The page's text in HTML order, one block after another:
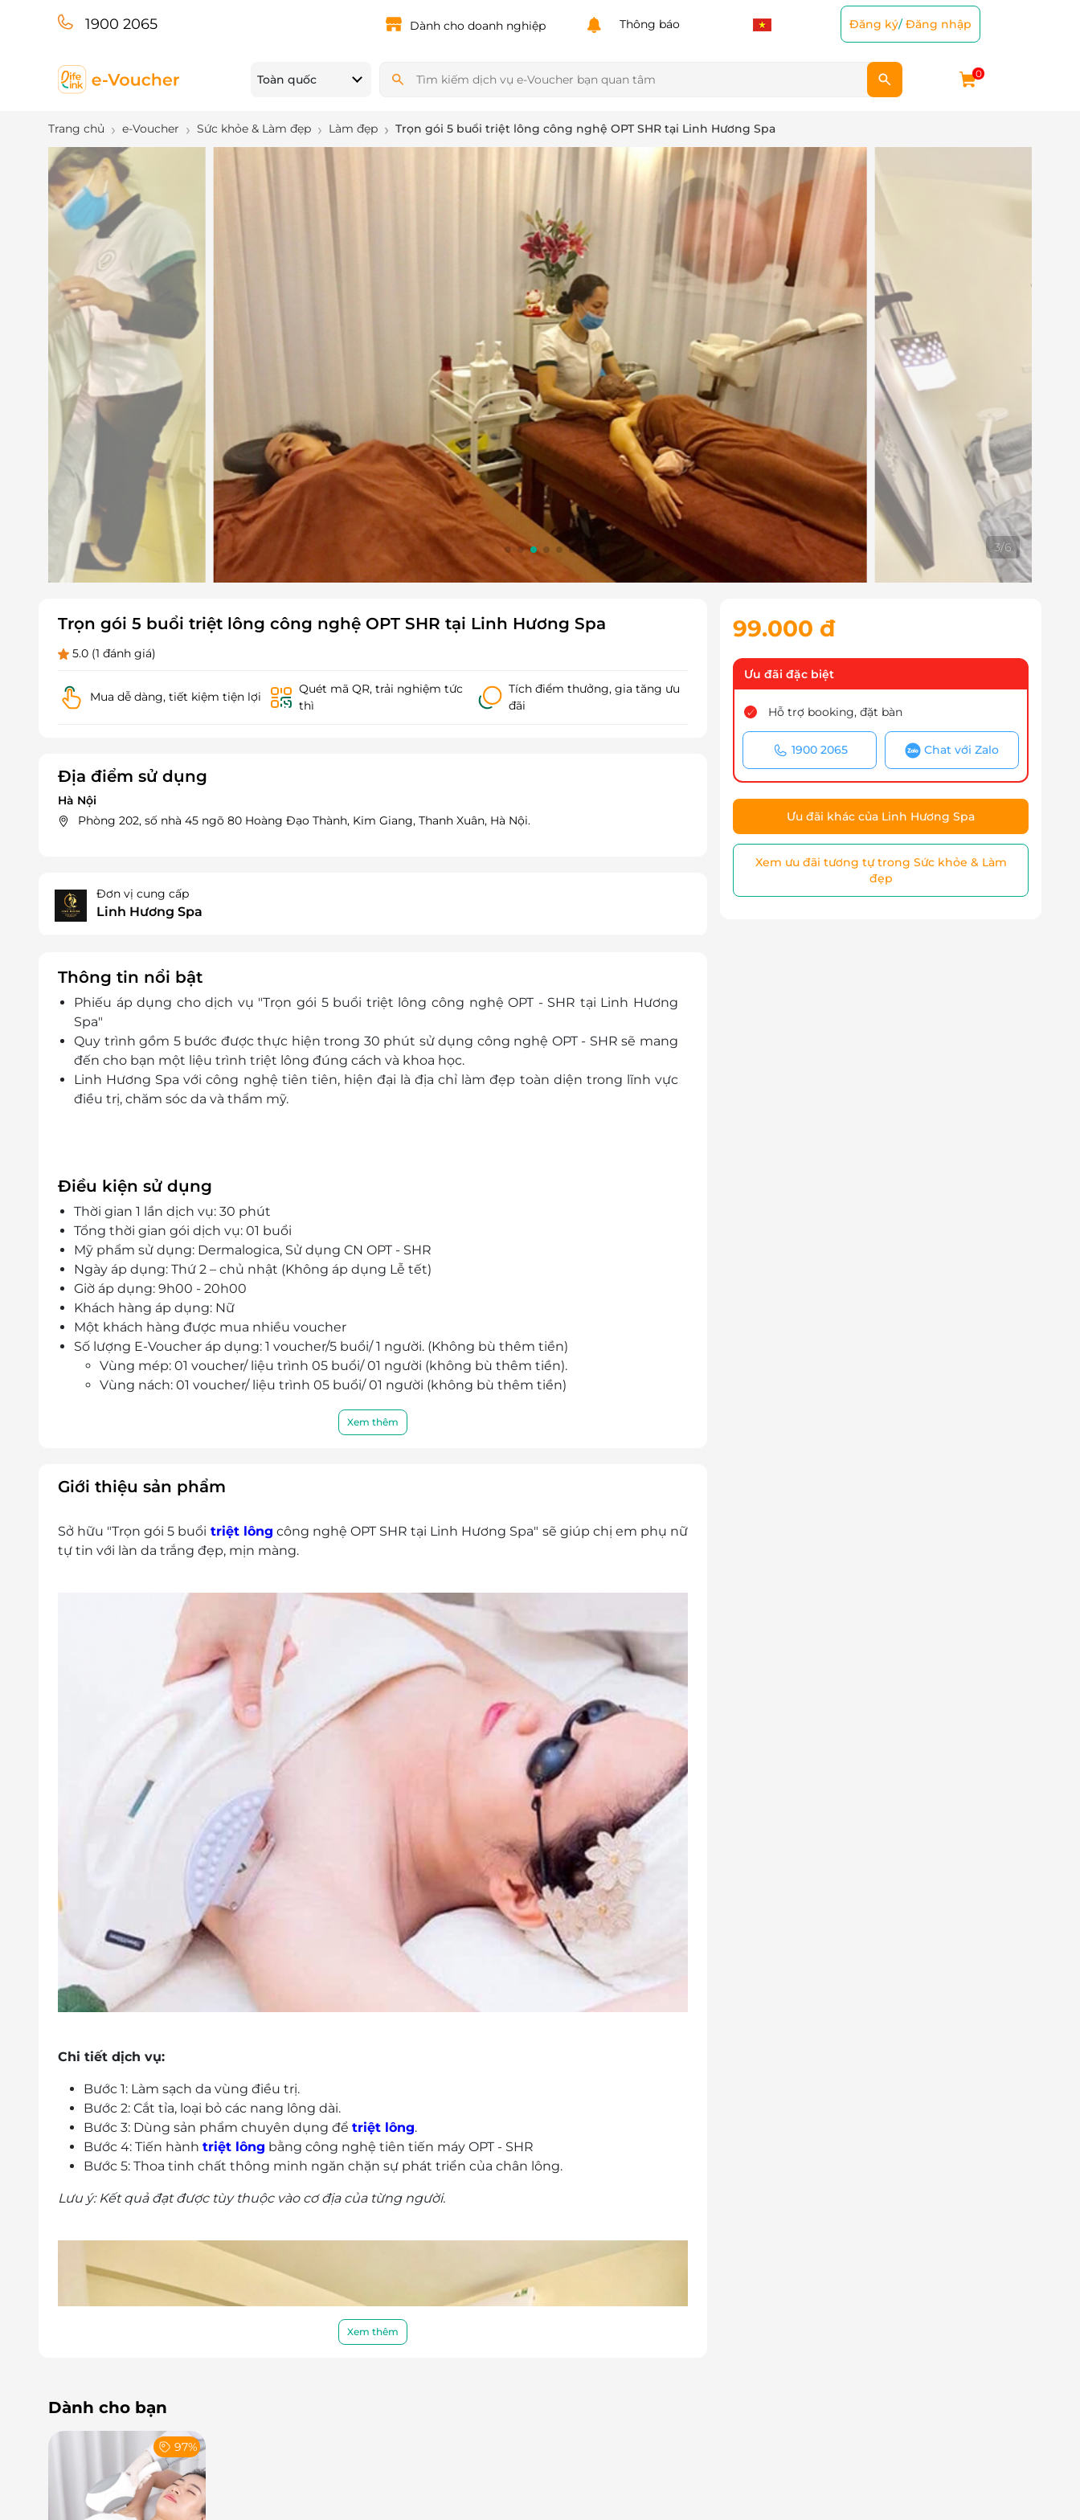
1900 2065 Dành cho doanh nghiệp Thông báo Đăng ký/Đăng nhập
Toàn quốc 0
Trang chủ e-Voucher Sức khỏe & Làm đẹp Làm đẹp Trọn gói 5 buổi triệt lông công nghệ OPT SHR tại Linh Hương Spa
4/6
Trọn gói 5 buổi triệt lông công nghệ OPT SHR tại Linh Hương Spa
5.0 (1 đánh giá)
Mua dễ dàng, tiết kiệm tiện lợi
Quét mã QR, trải nghiệm tức
thì
Tích điểm thưởng, gia tăng ưu
đãi
Địa điểm sử dụng
Hà Nội
Phòng 202, số nhà 45 ngõ 80 Hoàng Đạo Thành, Kim Giang, Thanh Xuân, Hà Nội.
Đơn vị cung cấp
Linh Hương Spa
Thông tin nổi bật
Phiếu áp dụng cho dịch vụ "Trọn gói 5 buổi triệt lông công nghệ OPT - SHR tại Linh Hương
Spa"
Quy trình gồm 5 bước được thực hiện trong 30 phút sử dụng công nghệ OPT - SHR sẽ mang
đến cho bạn một liệu trình triệt lông đúng cách và khoa học.
Linh Hương Spa với công nghệ tiên tiên, hiện đại là địa chỉ làm đẹp toàn diện trong lĩnh vực
điều trị, chăm sóc da và thẩm mỹ.
Điều kiện sử dụng
Thời gian 1 lần dịch vụ: 30 phút
Tổng thời gian gói dịch vụ: 01 buổi
Mỹ phẩm sử dụng: Dermalogica, Sử dụng CN OPT - SHR
Ngày áp dụng: Thứ 2 – chủ nhật (Không áp dụng Lễ tết)
Giờ áp dụng: 9h00 - 20h00
Khách hàng áp dụng: Nữ
Một khách hàng được mua nhiều voucher
Số lượng E-Voucher áp dụng: 1 voucher/5 buổi/ 1 người. (Không bù thêm tiền)
Vùng mép: 01 voucher/ liệu trình 05 buổi/ 01 người (không bù thêm tiền).
Vùng nách: 01 voucher/ liệu trình 05 buổi/ 01 người (không bù thêm tiền)
Vùng lưng: 05 voucher/ liệu trình 05 buổi/ 01 người (không bù thêm tiền).
Vùng Cả tay: 05 voucher/ liệu trình 05 buổi/ 01 người (không bù thêm tiền).
Vùng Cả chân: 06 voucher/ liệu trình 05 buổi/ 01 người (không bù thêm tiền).
Quý khách vui lòng gọi điện trước 60 phút khi đến để đảm bảo có lịch hẹn và được phục vụ
tốt nhất.
Điện thoại: 0946 638 868
Không có giá trị quy đổi thành tiền mặt, không trả lại tiền thừa.
Không áp dụng đồng thời với chương trình khuyến mại khác
Giá chưa bao gồm VAT.
Xem thêm
Giới thiệu sản phẩm
Sở hữu "Trọn gói 5 buổi triệt lông công nghệ OPT SHR tại Linh Hương Spa" sẽ giúp chị em phụ nữ
tự tin với làn da trắng đẹp, mịn màng.
Chi tiết dịch vụ:
Bước 1: Làm sạch da vùng điều trị.
Bước 2: Cắt tỉa, loại bỏ các nang lông dài.
Bước 3: Dùng sản phẩm chuyên dụng để triệt lông.
Bước 4: Tiến hành triệt lông bằng công nghệ tiên tiến máy OPT - SHR
Bước 5: Thoa tinh chất thông minh ngăn chặn sự phát triển của chân lông.
Lưu ý: Kết quả đạt được tùy thuộc vào cơ địa của từng người.
Xem thêm
99.000 đ
Ưu đãi đặc biệt
Hỗ trợ booking, đặt bàn
1900 2065 Chat với Zalo
Ưu đãi khác của Linh Hương Spa
Xem ưu đãi tương tự trong Sức khỏe & Làm
đẹp
Dành cho bạn
97%